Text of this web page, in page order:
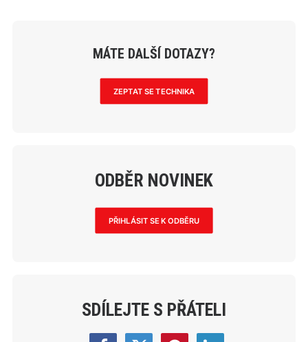
MÁTE DALŠÍ DOTAZY?
ZEPTAT SE TECHNIKA
ODBĚR NOVINEK
PŘIHLÁSIT SE K ODBĚRU
SDÍLEJTE S PŘÁTELI